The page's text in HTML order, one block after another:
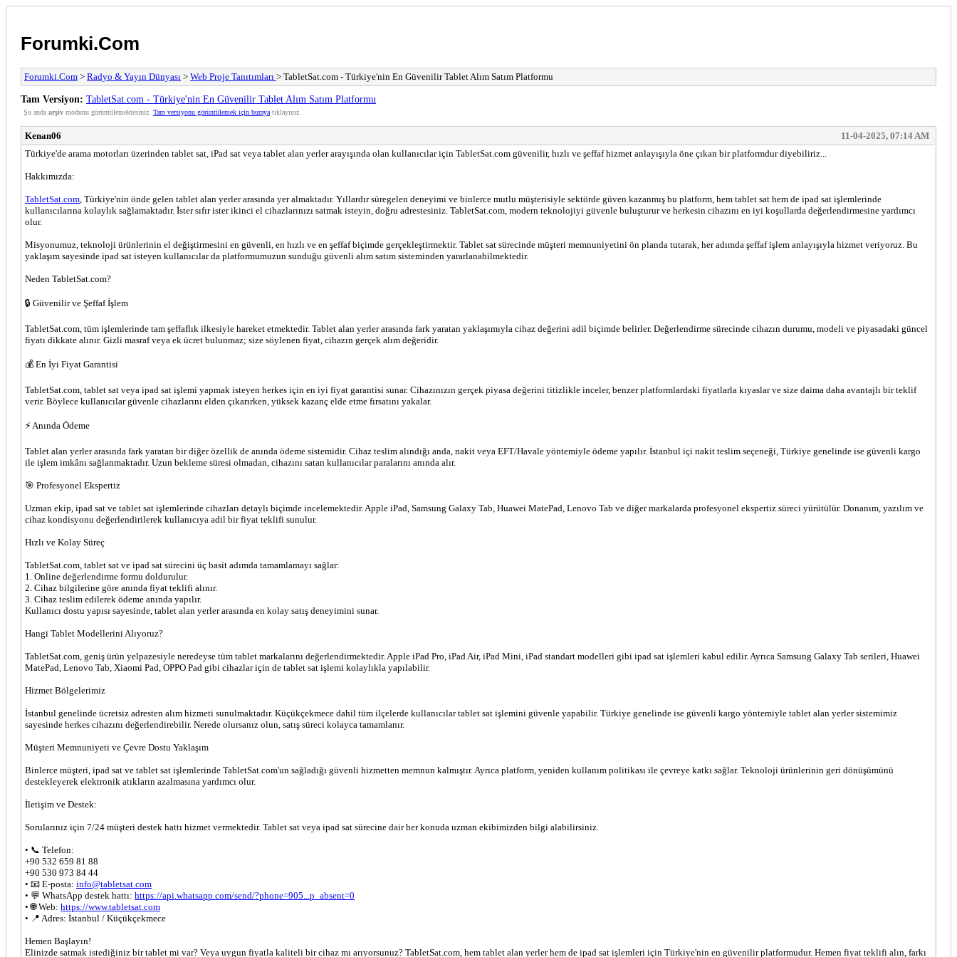
Forumki.Com
Forumki.Com > Radyo & Yayın Dünyası > Web Proje Tanıtımları > TabletSat.com - Türkiye'nin En Güvenilir Tablet Alım Satım Platformu
Tam Versiyon: TabletSat.com - Türkiye'nin En Güvenilir Tablet Alım Satım Platformu
Şu anda arşiv modunu görüntülemektesiniz. Tam versiyonu görüntülemek için buraya tıklayınız.
Kenan06
11-04-2025, 07:14 AM
Türkiye'de arama motorları üzerinden tablet sat, iPad sat veya tablet alan yerler arayışında olan kullanıcılar için TabletSat.com güvenilir, hızlı ve şeffaf hizmet anlayışıyla öne çıkan bir platformdur diyebiliriz...
Hakkımızda:
TabletSat.com , Türkiye'nin önde gelen tablet alan yerler arasında yer almaktadır. Yıllardır süregelen deneyimi ve binlerce mutlu müşterisiyle sektörde güven kazanmış bu platform, hem tablet sat hem de ipad sat işlemlerinde
kullanıcılarına kolaylık sağlamaktadır. İster sıfır ister ikinci el cihazlarınızı satmak isteyin, doğru adrestesiniz. TabletSat.com, modern teknolojiyi güvenle buluşturur ve herkesin cihazını en iyi koşullarda değerlendirmesine yardımcı
olur.
Misyonumuz, teknoloji ürünlerinin el değiştirmesini en güvenli, en hızlı ve en şeffaf biçimde gerçekleştirmektir. Tablet sat sürecinde müşteri memnuniyetini ön planda tutarak, her adımda şeffaf işlem anlayışıyla hizmet veriyoruz. Bu
yaklaşım sayesinde ipad sat isteyen kullanıcılar da platformumuzun sunduğu güvenli alım satım sisteminden yararlanabilmektedir.
Neden TabletSat.com?
🔒 Güvenilir ve Şeffaf İşlem
TabletSat.com, tüm işlemlerinde tam şeffaflık ilkesiyle hareket etmektedir. Tablet alan yerler arasında fark yaratan yaklaşımıyla cihaz değerini adil biçimde belirler. Değerlendirme sürecinde cihazın durumu, modeli ve piyasadaki güncel
fiyatı dikkate alınır. Gizli masraf veya ek ücret bulunmaz; size söylenen fiyat, cihazın gerçek alım değeridir.
💰 En İyi Fiyat Garantisi
TabletSat.com, tablet sat veya ipad sat işlemi yapmak isteyen herkes için en iyi fiyat garantisi sunar. Cihazınızın gerçek piyasa değerini titizlikle inceler, benzer platformlardaki fiyatlarla kıyaslar ve size daima daha avantajlı bir teklif
verir. Böylece kullanıcılar güvenle cihazlarını elden çıkarırken, yüksek kazanç elde etme fırsatını yakalar.
⚡ Anında Ödeme
Tablet alan yerler arasında fark yaratan bir diğer özellik de anında ödeme sistemidir. Cihaz teslim alındığı anda, nakit veya EFT/Havale yöntemiyle ödeme yapılır. İstanbul içi nakit teslim seçeneği, Türkiye genelinde ise güvenli kargo
ile işlem imkânı sağlanmaktadır. Uzun bekleme süresi olmadan, cihazını satan kullanıcılar paralarını anında alır.
🎯 Profesyonel Ekspertiz
Uzman ekip, ipad sat ve tablet sat işlemlerinde cihazları detaylı biçimde incelemektedir. Apple iPad, Samsung Galaxy Tab, Huawei MatePad, Lenovo Tab ve diğer markalarda profesyonel ekspertiz süreci yürütülür. Donanım, yazılım ve
cihaz kondisyonu değerlendirilerek kullanıcıya adil bir fiyat teklifi sunulur.
Hızlı ve Kolay Süreç
TabletSat.com, tablet sat ve ipad sat sürecini üç basit adımda tamamlamayı sağlar:
1. Online değerlendirme formu doldurulur.
2. Cihaz bilgilerine göre anında fiyat teklifi alınır.
3. Cihaz teslim edilerek ödeme anında yapılır.
Kullanıcı dostu yapısı sayesinde, tablet alan yerler arasında en kolay satış deneyimini sunar.
Hangi Tablet Modellerini Alıyoruz?
TabletSat.com, geniş ürün yelpazesiyle neredeyse tüm tablet markalarını değerlendirmektedir. Apple iPad Pro, iPad Air, iPad Mini, iPad standart modelleri gibi ipad sat işlemleri kabul edilir. Ayrıca Samsung Galaxy Tab serileri, Huawei
MatePad, Lenovo Tab, Xiaomi Pad, OPPO Pad gibi cihazlar için de tablet sat işlemi kolaylıkla yapılabilir.
Hizmet Bölgelerimiz
İstanbul genelinde ücretsiz adresten alım hizmeti sunulmaktadır. Küçükçekmece dahil tüm ilçelerde kullanıcılar tablet sat işlemini güvenle yapabilir. Türkiye genelinde ise güvenli kargo yöntemiyle tablet alan yerler sistemimiz
sayesinde herkes cihazını değerlendirebilir. Nerede olursanız olun, satış süreci kolayca tamamlanır.
Müşteri Memnuniyeti ve Çevre Dostu Yaklaşım
Binlerce müşteri, ipad sat ve tablet sat işlemlerinde TabletSat.com'un sağladığı güvenli hizmetten memnun kalmıştır. Ayrıca platform, yeniden kullanım politikası ile çevreye katkı sağlar. Teknoloji ürünlerinin geri dönüşümünü
destekleyerek elektronik atıkların azalmasına yardımcı olur.
İletişim ve Destek:
Sorularınız için 7/24 müşteri destek hattı hizmet vermektedir. Tablet sat veya ipad sat sürecine dair her konuda uzman ekibimizden bilgi alabilirsiniz.
• 📞 Telefon:
+90 532 659 81 88
+90 530 973 84 44
• 📧 E-posta: info@tabletsat.com
• 💬 WhatsApp destek hattı: https://api.whatsapp.com/send/?phone=905...p_absent=0
• 🌐 Web: https://www.tabletsat.com
• 📍 Adres: İstanbul / Küçükçekmece
Hemen Başlayın!
Elinizde satmak istediğiniz bir tablet mi var? Veya uygun fiyatla kaliteli bir cihaz mı arıyorsunuz? TabletSat.com, hem tablet alan yerler hem de ipad sat işlemleri için Türkiye'nin en güvenilir platformudur. Hemen fiyat teklifi alın, farkı